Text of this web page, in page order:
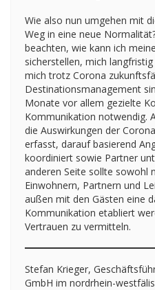
Wie also nun umgehen mit
Weg in eine neue
beachten, wie kann ich
sicherstellen, mich
mich trotz Corona
Destinationsmanagement
Monate vor allem gezielte
Kommunikation notwendig.
die Auswirkungen der
erfasst, darauf basierend
koordiniert sowie Partner
anderen Seite sollte sowohl
Einwohnern, Partnern und
außen mit den Gästen eine
Kommunikation etabliert
Vertrauen zu vermitteln.
Stefan Krieger,
GmbH im nordrhein-